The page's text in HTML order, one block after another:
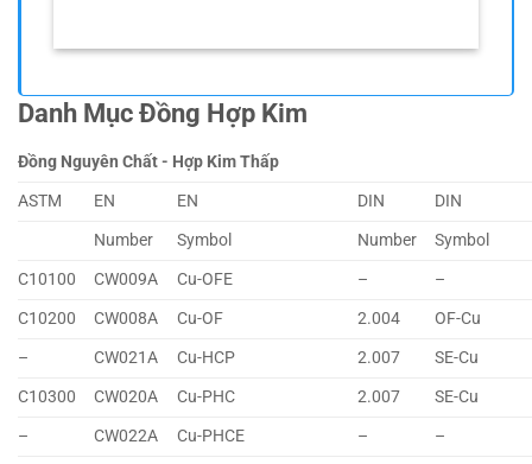
Danh Mục Đồng Hợp Kim
Đồng Nguyên Chất - Hợp Kim Thấp
ASTM
EN EN DIN
DIN
Number
Symbol Number
Symbol
C10100
CW009A Cu-OFE –
–
C10200
CW008A Cu-OF 2.004
OF-Cu
–
CW021A Cu-HCP 2.007
SE-Cu
C10300
CW020A Cu-PHC 2.007
SE-Cu
–
CW022A Cu-PHCE –
–